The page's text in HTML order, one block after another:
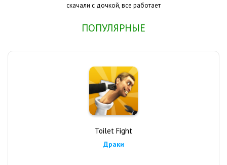
скачали с дочкой, все работает
ПОПУЛЯРНЫЕ
Toilet Fight
Драки